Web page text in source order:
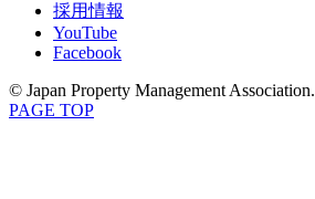
採用情報
YouTube
Facebook
© Japan Property Management Association.
PAGE TOP